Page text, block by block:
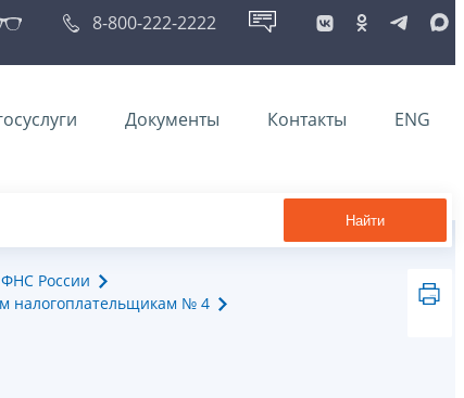
8-800-222-2222
Документы Контакты ENG
Найти
России
налогоплательщикам № 4